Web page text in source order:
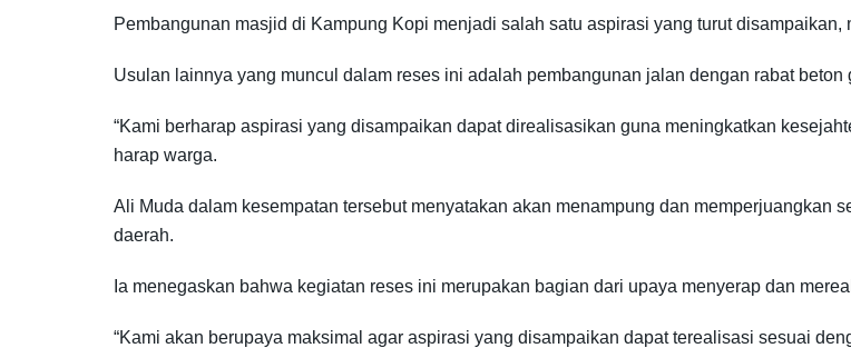
Pembangunan masjid di Kampung Kopi menjadi salah satu aspirasi yang turut
Usulan lainnya yang muncul dalam reses ini adalah pembangunan jalan dengan rabat
“Kami berharap aspirasi yang disampaikan dapat direalisasikan guna meningkatkan
harap warga.
Ali Muda dalam kesempatan tersebut menyatakan akan menampung dan memperjuangkan
daerah.
Ia menegaskan bahwa kegiatan reses ini merupakan bagian dari upaya menyerap dan
“Kami akan berupaya maksimal agar aspirasi yang disampaikan dapat terealisasi sesuai